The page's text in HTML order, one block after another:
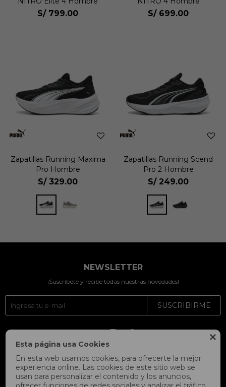

Esta página usa Cookies
En esta web usamos cookies, para ofrecerte la mejor
experiencia online. Las cookies de este sitio web se
usan para personalizar el contenido y los anuncios,
S/ 799.00 S/ 699.00
Zapatillas Running Maxima
Pro Hombre
S/ 329.00
Zapatillas Running Scend
Pro 2 Hombre
S/ 249.00
NEWSLETTER
¡Suscríbete y recibe todas nuestras novedades!
SUSCRIBIRME